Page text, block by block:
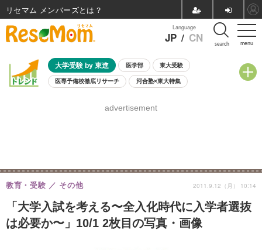
menu
Language
JP / CN search
大学受験 by 東進 医学部 東大受験
医専予備校徹底リサーチ 河合塾×東大特集
8月開催学校説明会・相談会
advertisement
「大学入試を考える〜全入化時代に入学者選抜
は必要か〜」10/1 2枚目の写真・画像
教育・受験 その他 2011.9.12（月） 10:14
リセマム メンバーズ